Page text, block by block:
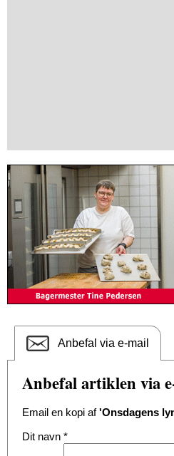
Anbefal via e-mail
Anbefal artiklen via
Email en kopi af'Onsdagens
Dit navn *